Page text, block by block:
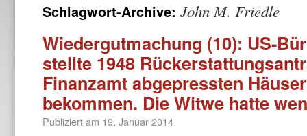
Schlagwort-Archive: John M. Friedle
Wiedergutmachung (10): US-
stellte 1948
Finanzamt abgepressten
bekommen. Die Witwe hatte
Publiziert am 19. Januar 2014